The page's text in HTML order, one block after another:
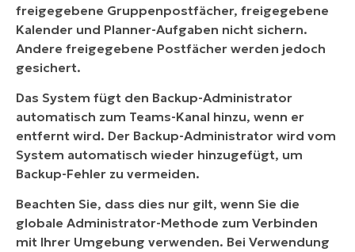
freigegebene Gruppenpostfächer, freigegebene
Kalender und Planner-Aufgaben nicht sichern.
Andere freigegebene Postfächer werden jedoch
gesichert.
Das System fügt den Backup-Administrator
automatisch zum Teams-Kanal hinzu, wenn er
entfernt wird. Der Backup-Administrator wird vom
System automatisch wieder hinzugefügt, um
Backup-Fehler zu vermeiden.
Beachten Sie, dass dies nur gilt, wenn Sie die
globale Administrator-Methode zum Verbinden
mit Ihrer Umgebung verwenden. Bei Verwendung